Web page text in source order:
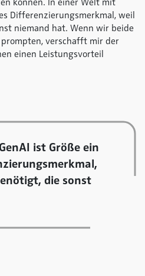
können. In einer Welt mit
Differenzierungsmerkmal, weil
niemand hat. Wenn wir beide
verschafft mir der
einen Leistungsvorteil
ist Größe ein
die sonst